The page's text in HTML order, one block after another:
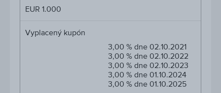
EUR 1.000
Vyplacený kupón
3,00 % dne 02.10.2021
3,00 % dne 02.10.2022
3,00 % dne 02.10.2023
3,00 % dne 01.10.2024
3,00 % dne 01.10.2025